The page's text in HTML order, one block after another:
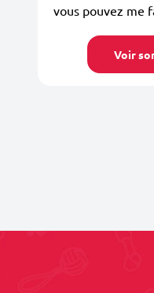
vous pouvez me
Voir